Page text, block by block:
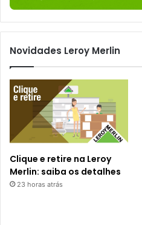
Novidades Leroy Merlin
Clique e retire na Leroy
Merlin: saiba os detalhes
23 horas atrás